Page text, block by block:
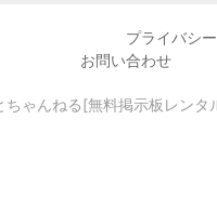
プライバシ
お問い合わせ
ちゃんねる[無料掲示板レンタ